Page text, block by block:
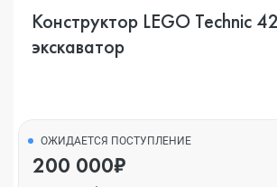
Конструктор LEGO Technic
экскаватор
ОЖИДАЕТСЯ ПОСТУПЛЕНИЕ
200 000₽